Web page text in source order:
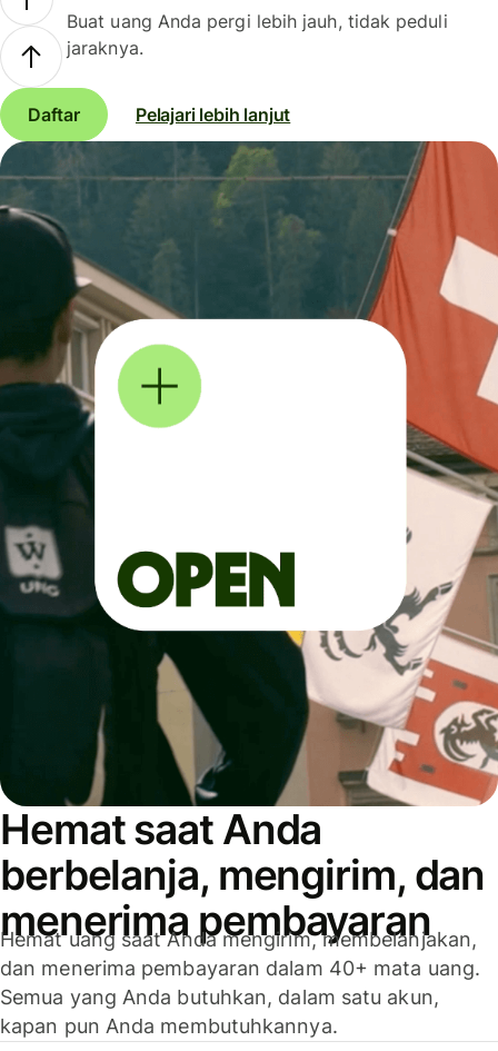
Buat uang Anda pergi lebih jauh, tidak peduli
jaraknya.
Daftar Pelajari lebih lanjut
Hemat saat Anda
berbelanja, mengirim, dan
menerima pembayaran
Hemat uang saat Anda mengirim, membelanjakan,
dan menerima pembayaran dalam 40+ mata uang.
Semua yang Anda butuhkan, dalam satu akun,
kapan pun Anda membutuhkannya.